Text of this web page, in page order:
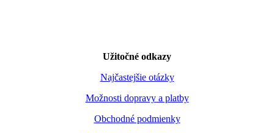
Užitočné odkazy
Najčastejšie otázky
Možnosti dopravy a platby
Obchodné podmienky